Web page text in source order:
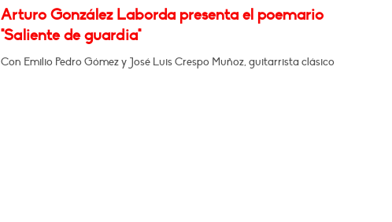
Arturo González Laborda presenta el poemario
"Saliente de guardia"
Con Emilio Pedro Gómez y José Luis Crespo Muñoz, guitarrista clásico